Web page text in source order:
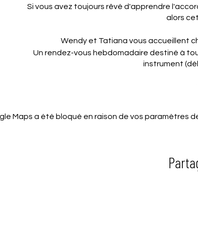
Si vous avez toujours rêvé d'apprendre
alors
Wendy et Tatiana vous accueillent
Un rendez-vous hebdomadaire destiné à
instrument
Maps a été bloqué en raison de vos paramètres